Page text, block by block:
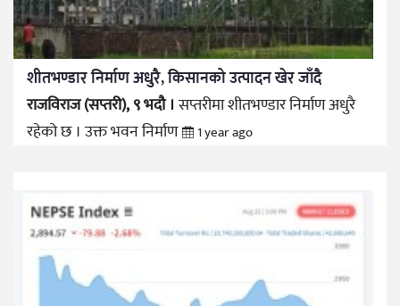
शीतभण्डार निर्माण अधुरै, किसानको उत्पादन खेर जाँदै
राजविराज (सप्तरी), ९ भदौ ।सप्तरीमा शीतभण्डार निर्माण अधुरै
रहेको छ । उक्त भवन निर्माण
1 year ago